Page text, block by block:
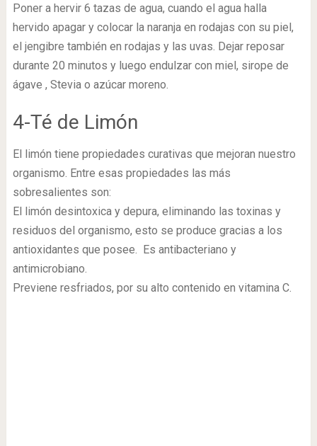
Poner a hervir 6 tazas de agua, cuando el agua halla
hervido apagar y colocar la naranja en rodajas con su piel,
el jengibre también en rodajas y las uvas. Dejar reposar
durante 20 minutos y luego endulzar con miel, sirope de
ágave , Stevia o azúcar moreno.
4-Té de Limón
El limón tiene propiedades curativas que mejoran nuestro
organismo. Entre esas propiedades las más
sobresalientes son:
El limón desintoxica y depura, eliminando las toxinas y
residuos del organismo, esto se produce gracias a los
antioxidantes que posee. Es antibacteriano y
antimicrobiano.
Previene resfriados, por su alto contenido en vitamina C.